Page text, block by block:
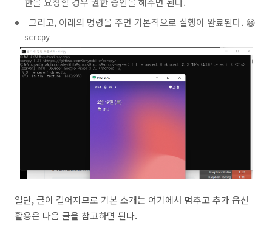
그리고, 아래의 명령을 주면 기본적으로 실행이 완료된다. 😃
scrcpy
일단, 글이 길어지므로 기본 소개는 여기에서 멈추고 추가 옵션
활용은 다음 글을 참고하면 된다.